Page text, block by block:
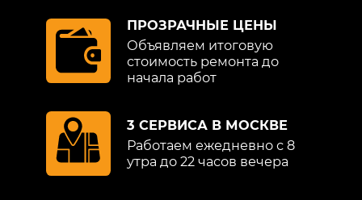
ПРОЗРАЧНЫЕ ЦЕНЫ
Объявляем итоговую
стоимость ремонта до
начала работ
3 СЕРВИСА В МОСКВЕ
Работаем ежедневно с 8
утра до 22 часов вечера